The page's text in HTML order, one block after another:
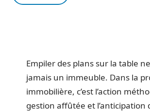
Empiler des plans sur la table
jamais un immeuble. Dans la
immobilière, c’est l’action
gestion affûtée et l’anticipation